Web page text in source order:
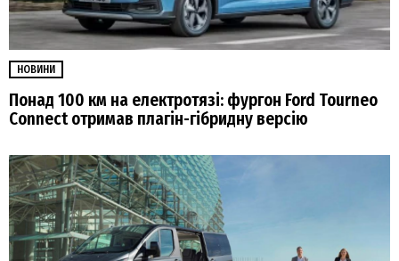
НОВИНИ
Понад 100 км на електротязі: фургон Ford Tourneo
Connect отримав плагін-гібридну версію